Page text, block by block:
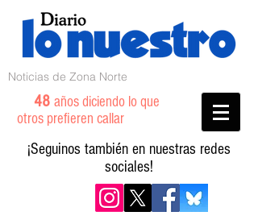
Noticias de Zona Norte
48 años diciendo lo que
otros prefieren callar
¡Seguinos también en nuestras redes
sociales!